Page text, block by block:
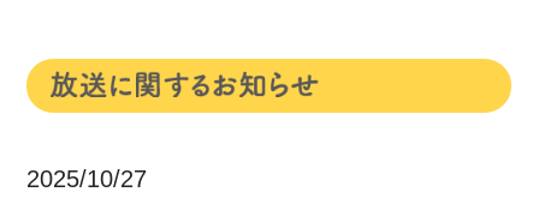
2025/10/27